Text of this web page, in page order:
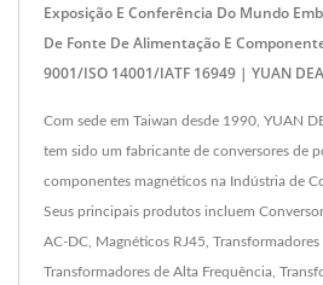
Exposição E Conferência Do Mundo
De Fonte De Alimentação E
9001/ISO 14001/IATF 16949 | YUAN
Com sede em Taiwan desde 1990, YUAN
tem sido um fabricante de conversores de
componentes magnéticos na Indústria de
Seus principais produtos incluem
AC-DC, Magnéticos RJ45, Transformadores
Transformadores de Alta Frequência,